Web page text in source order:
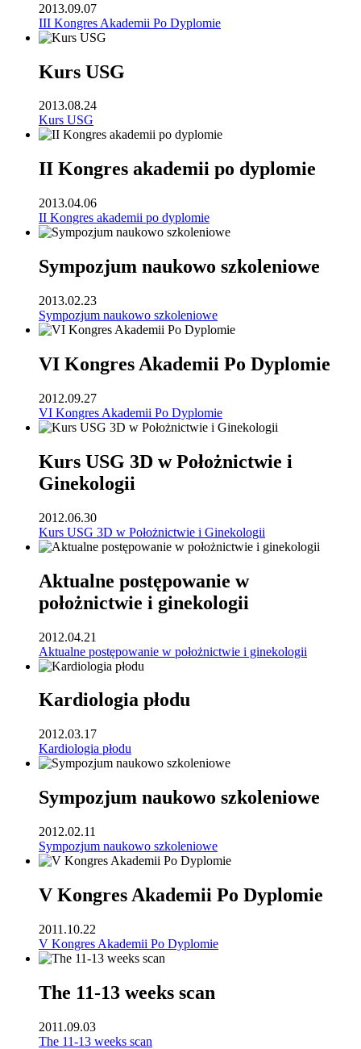
2013.09.07
III Kongres Akademii Po Dyplomie
Kurs USG
2013.08.24
Kurs USG
II Kongres akademii po dyplomie
2013.04.06
II Kongres akademii po dyplomie
Sympozjum naukowo szkoleniowe
2013.02.23
Sympozjum naukowo szkoleniowe
VI Kongres Akademii Po Dyplomie
2012.09.27
VI Kongres Akademii Po Dyplomie
Kurs USG 3D w Położnictwie i
Ginekologii
2012.06.30
Kurs USG 3D w Położnictwie i Ginekologii
Aktualne postępowanie w
położnictwie i ginekologii
2012.04.21
Aktualne postępowanie w położnictwie i ginekologii
Kardiologia płodu
2012.03.17
Kardiologia płodu
Sympozjum naukowo szkoleniowe
2012.02.11
Sympozjum naukowo szkoleniowe
V Kongres Akademii Po Dyplomie
2011.10.22
V Kongres Akademii Po Dyplomie
The 11-13 weeks scan
2011.09.03
The 11-13 weeks scan